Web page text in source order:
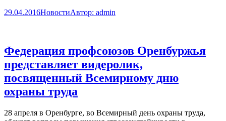
29.04.2016НовостиАвтор: admin
Федерация профсоюзов Оренбуржья
представляет видеролик,
посвященный Всемирному дню
охраны труда
28 апреля в Оренбурге, во Всемирный день охраны труда,